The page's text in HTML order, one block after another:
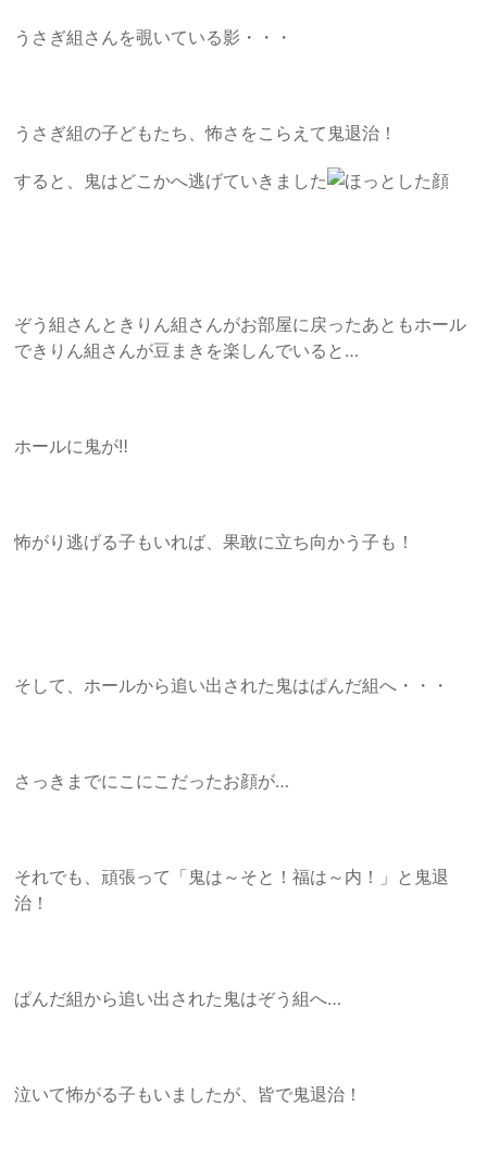
うさぎ組さんを覗いている影・・・
うさぎ組の子どもたち、怖さをこらえて鬼退治！
すると、鬼はどこかへ逃げていきました
ぞう組さんときりん組さんがお部屋に戻ったあともホール
できりん組さんが豆まきを楽しんでいると…
ホールに鬼が‼
怖がり逃げる子もいれば、果敢に立ち向かう子も！
そして、ホールから追い出された鬼はぱんだ組へ・・・
さっきまでにこにこだったお顔が…
それでも、頑張って「鬼は～そと！福は～内！」と鬼退
治！
ぱんだ組から追い出された鬼はぞう組へ…
泣いて怖がる子もいましたが、皆で鬼退治！